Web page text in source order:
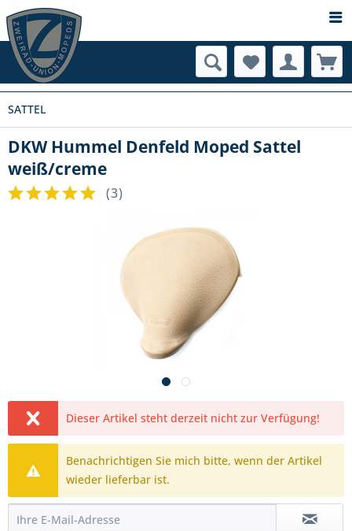
SATTEL
DKW Hummel Denfeld Moped Sattel
weiß/creme
(3)
Dieser Artikel steht derzeit nicht zur Verfügung!
Benachrichtigen Sie mich bitte, wenn der Artikel
wieder lieferbar ist.